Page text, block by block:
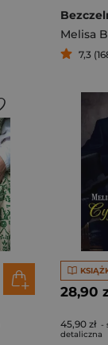
Melisa
7,3
28,90
45,90 zł -
detaliczna